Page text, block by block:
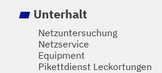
Unterhalt
Netzuntersuchung
Netzservice
Equipment
Pikettdienst Leckortungen